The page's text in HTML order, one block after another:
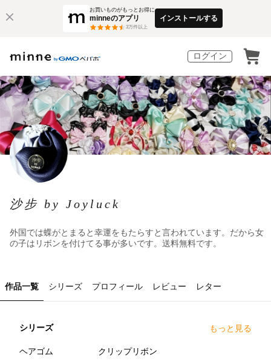
お買いものがもっとお得に
minneのアプリ
3万件以上
インストールする
ログイン
沙步 by Joyluck
外国では蝶がとまると幸運をもたらすと言われています。だから女
の子はリボンを付けてる事が多いです。送料無料です。
作品一覧 シリーズ プロフィール レビュー レター
シリーズ もっと見る
ヘアゴム クリップリボン